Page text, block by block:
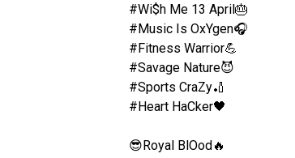
#Wi$h Me 13 April🎂
#Music Is OxYgen🎧
#Fitness Warrior💪
#Savage Nature😈
#Sports CraZy🏏
#Heart HaCker🖤
😎Royal BlOod🔥